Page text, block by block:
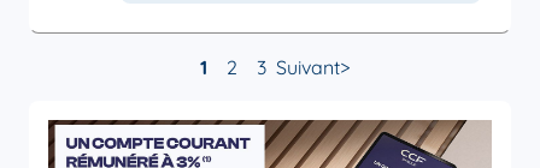
1 2 3 Suivant